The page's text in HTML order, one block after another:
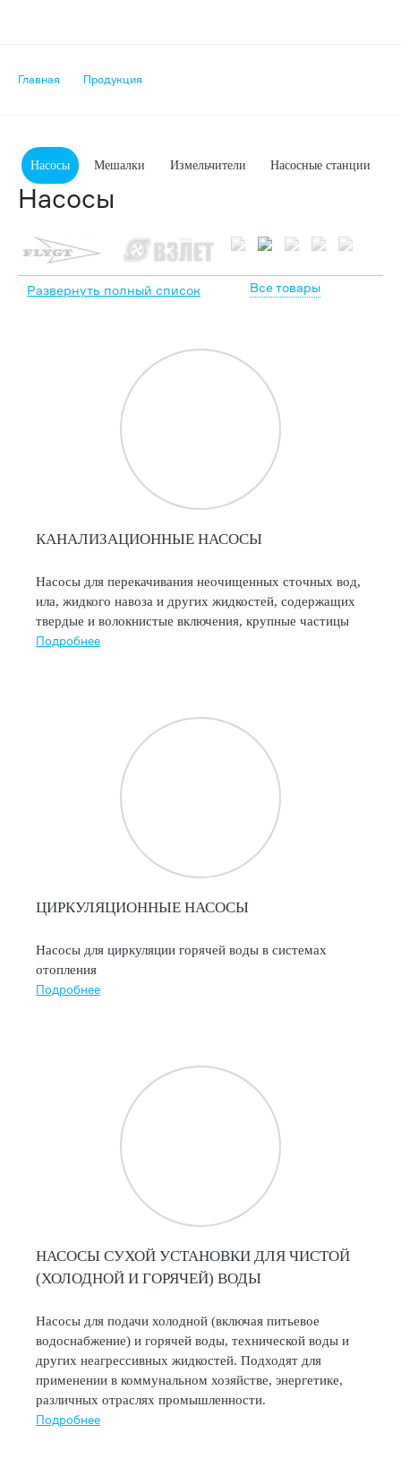
Главная Продукция
Насосы Мешалки Измельчители Насосные станции
Насосы
Все товары
Развернуть полный список
КАНАЛИЗАЦИОННЫЕ НАСОСЫ
Насосы для перекачивания неочищенных сточных вод,
ила, жидкого навоза и других жидкостей, содержащих
твердые и волокнистые включения, крупные частицы
Подробнее
ЦИРКУЛЯЦИОННЫЕ НАСОСЫ
Насосы для циркуляции горячей воды в системах
отопления
Подробнее
НАСОСЫ СУХОЙ УСТАНОВКИ ДЛЯ ЧИСТОЙ
(ХОЛОДНОЙ И ГОРЯЧЕЙ) ВОДЫ
Насосы для подачи холодной (включая питьевое
водоснабжение) и горячей воды, технической воды и
других неагрессивных жидкостей. Подходят для
применении в коммунальном хозяйстве, энергетике,
различных отраслях промышленности.
Подробнее